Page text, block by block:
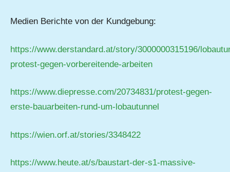
Medien Berichte von der Kundgebung:
https://www.derstandard.at/story/3000000315196/
protest-gegen-vorbereitende-arbeiten
https://www.diepresse.com/20734831/protest-gegen-
erste-bauarbeiten-rund-um-lobautunnel
https://wien.orf.at/stories/3348422
https://www.heute.at/s/baustart-der-s1-massive-